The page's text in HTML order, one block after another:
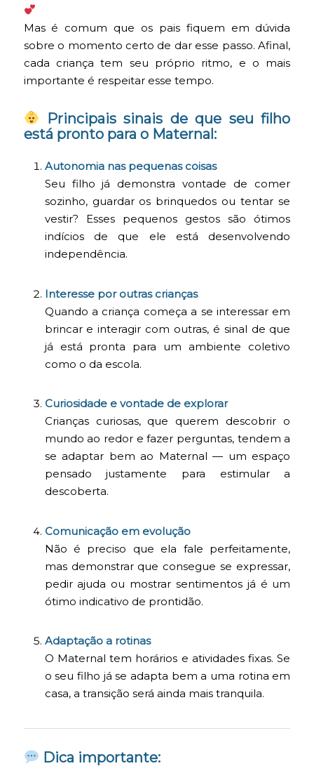
Mas é comum que os pais fiquem em dúvida
sobre o momento certo de dar esse passo. Afinal,
cada criança tem seu próprio ritmo, e o mais
importante é respeitar esse tempo.
Principais sinais de que seu filho
está pronto para o Maternal:
Autonomia nas pequenas coisas
Seu filho já demonstra vontade de comer
sozinho, guardar os brinquedos ou tentar se
vestir? Esses pequenos gestos são ótimos
indícios de que ele está desenvolvendo
independência.
Interesse por outras crianças
Quando a criança começa a se interessar em
brincar e interagir com outras, é sinal de que
já está pronta para um ambiente coletivo
como o da escola.
Curiosidade e vontade de explorar
Crianças curiosas, que querem descobrir o
mundo ao redor e fazer perguntas, tendem a
se adaptar bem ao Maternal — um espaço
pensado justamente para estimular a
descoberta.
Comunicação em evolução
Não é preciso que ela fale perfeitamente,
mas demonstrar que consegue se expressar,
pedir ajuda ou mostrar sentimentos já é um
ótimo indicativo de prontidão.
Adaptação a rotinas
O Maternal tem horários e atividades fixas. Se
o seu filho já se adapta bem a uma rotina em
casa, a transição será ainda mais tranquila.
Dica importante: